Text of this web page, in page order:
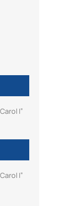
I”
I”